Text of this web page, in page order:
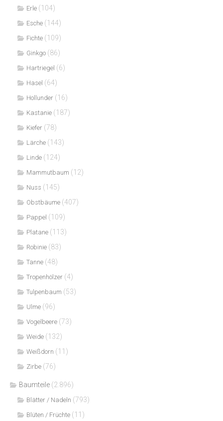
Erle (104)
Esche (144)
Fichte (109)
Ginkgo (86)
Hartriegel (6)
Hasel (64)
Hollunder (16)
Kastanie (187)
Kiefer (78)
Lärche (143)
Linde (124)
Mammutbaum (12)
Nuss (145)
Obstbäume (407)
Pappel (109)
Platane (113)
Robinie (83)
Tanne (48)
Tropenhölzer (4)
Tulpenbaum (53)
Ulme (96)
Vogelbeere (73)
Weide (132)
Weißdorn (11)
Zirbe (76)
Baumteile (2.896)
Blätter / Nadeln (793)
Blüten / Früchte (11)